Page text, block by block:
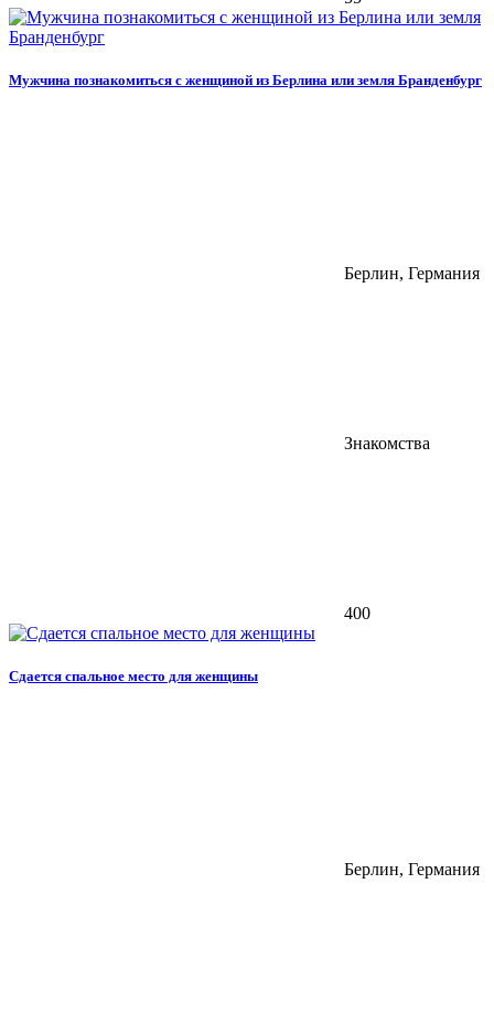
Мужчина познакомиться с женщиной из Берлина или земля Бранденбург
Берлин, Германия
Знакомства
400
Сдается спальное место для женщины
Берлин, Германия